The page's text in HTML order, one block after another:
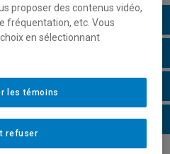
proposer des contenus vidéo,
fréquentation, etc. Vous
en sélectionnant
refuser
les témoins